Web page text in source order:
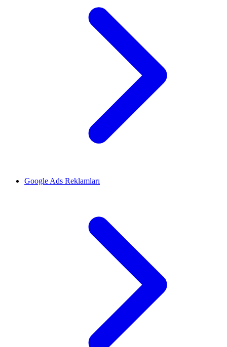
Google Ads Reklamları